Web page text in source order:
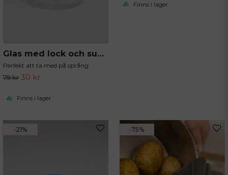
Glas med lock och sugrör
Perfekt att ta med på språng
79 kr 30 kr
Finns i lager
Finns i lager
-21% -75%